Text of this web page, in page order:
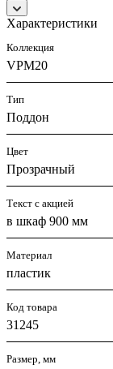
Характеристики
Коллекция
VPM20
Тип
Поддон
Цвет
Прозрачный
Текст с акцией
в шкаф 900 мм
Материал
пластик
Код товара
31245
Размер, мм